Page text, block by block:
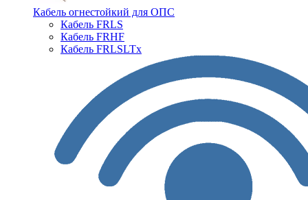
Кабель огнестойкий для ОПС
Кабель FRLS
Кабель FRHF
Кабель FRLSLTx